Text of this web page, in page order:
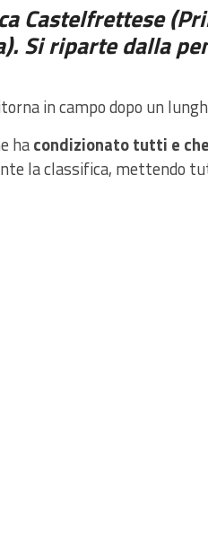
Castelfrettese
Si riparte dalla
in campo dopo un
hacondizionato tutti e
la classifica, mettendo